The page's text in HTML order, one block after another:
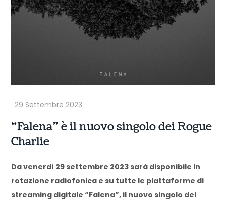
“Falena” è il nuovo singolo dei Rogue
Charlie
Da venerdì 29 settembre 2023 sarà disponibile in
rotazione radiofonica e su tutte le piattaforme di
streaming digitale “Falena”, il nuovo singolo dei